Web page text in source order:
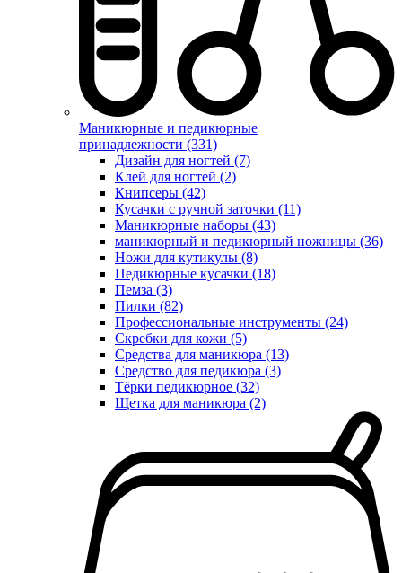
Маникюрные и педикюрные
принадлежности (331)
Дизайн для ногтей (7)
Клей для ногтей (2)
Книпсеры (42)
Кусачки с ручной заточки (11)
Маникюрные наборы (43)
маникюрный и педикюрный ножницы (36)
Ножи для кутикулы (8)
Педикюрные кусачки (18)
Пемза (3)
Пилки (82)
Профессиональные инструменты (24)
Скребки для кожи (5)
Средства для маникюра (13)
Средство для педикюра (3)
Тёрки педикюрное (32)
Щетка для маникюра (2)